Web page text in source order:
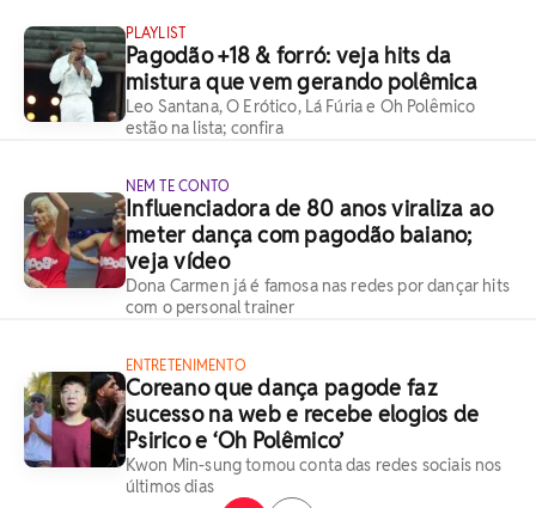
PLAYLIST
Pagodão +18 & forró: veja hits da
mistura que vem gerando polêmica
Leo Santana, O Erótico, Lá Fúria e Oh Polêmico
estão na lista; confira
NEM TE CONTO
Influenciadora de 80 anos viraliza ao
meter dança com pagodão baiano;
veja vídeo
Dona Carmen já é famosa nas redes por dançar hits
com o personal trainer
ENTRETENIMENTO
Coreano que dança pagode faz
sucesso na web e recebe elogios de
Psirico e ‘Oh Polêmico’
Kwon Min-sung tomou conta das redes sociais nos
últimos dias